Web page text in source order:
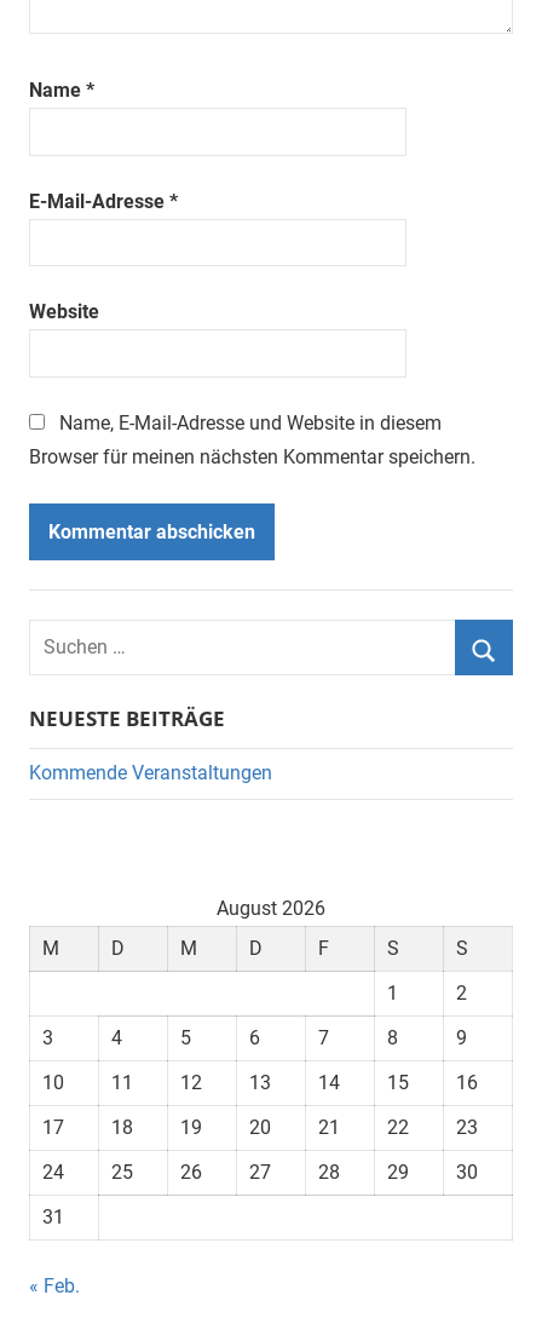
Name *
E-Mail-Adresse *
Website
Name, E-Mail-Adresse und Website in diesem
Browser für meinen nächsten Kommentar speichern.
Suchen
nach:
NEUESTE BEITRÄGE
Kommende Veranstaltungen
August 2026
M
D M D F S
S
1
2
3
4 5 6 7 8
9
10
11 12 13 14 15
16
17
18 19 20 21 22
23
24
25 26 27 28 29
30
31
« Feb.